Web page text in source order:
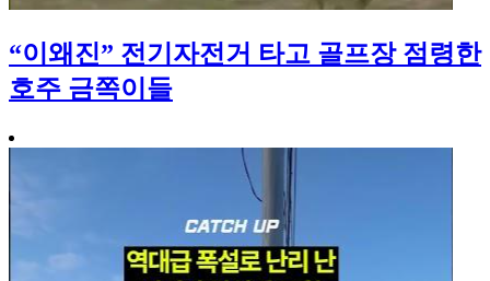
“이왜진” 전기자전거 타고 골프장 점령한
호주 금쪽이들